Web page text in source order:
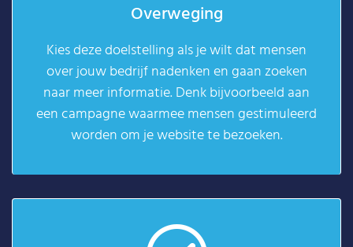
Overweging
Kies deze doelstelling als je wilt dat mensen
over jouw bedrijf nadenken en gaan zoeken
naar meer informatie. Denk bijvoorbeeld aan
een campagne waarmee mensen gestimuleerd
worden om je website te bezoeken.